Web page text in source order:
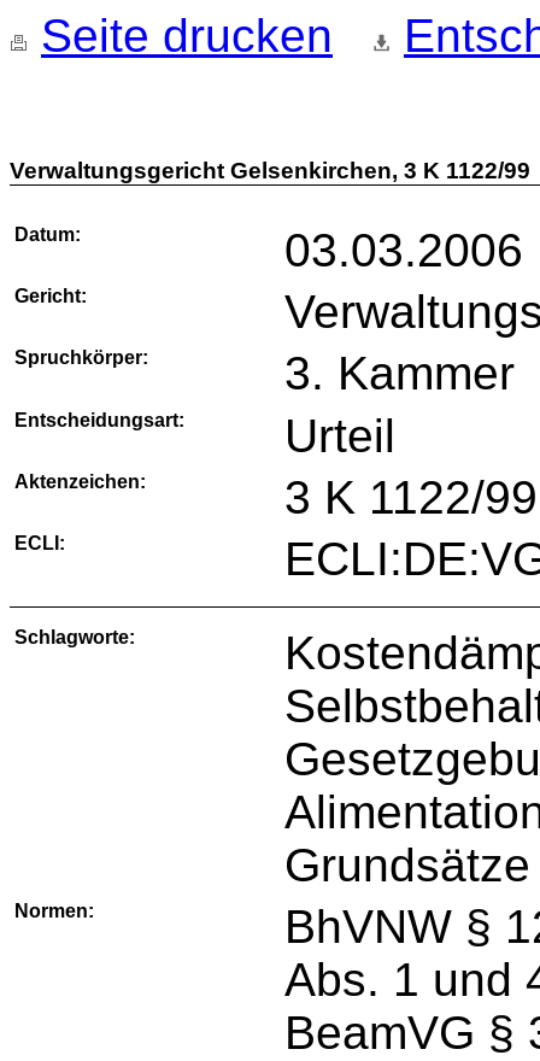
Seite drucken
Verwaltungsgericht Gelsenkirchen, 3 K 1122/99
Datum: 03.03.2006
Gericht:
Spruchkörper: 3. Kammer
Entscheidungsart: Urteil
Aktenzeichen: 3 K 1122/99
ECLI:
Schlagworte:
Normen:
BhVNW §
Abs. 1 und
BeamVG §